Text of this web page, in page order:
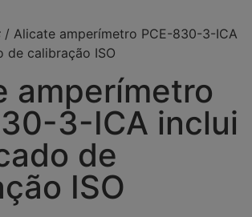
/ Alicate amperímetro PCE-830-3-ICA
de calibração ISO
amperímetro
3-ICA inclui
de
ISO